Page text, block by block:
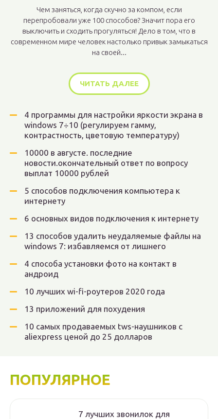
Чем заняться, когда скучно за компом, если
перепробовали уже 100 способов? Значит пора его
выключить и сходить прогуляться! Дело в том, что в
современном мире человек настолько привык замыкаться
на своей...
ЧИТАТЬ ДАЛЕЕ
4 программы для настройки яркости экрана в
windows 7÷10 (регулируем гамму,
контрастность, цветовую температуру)
10000 в августе. последние
новости.окончательный ответ по вопросу
выплат 10000 рублей
5 способов подключения компьютера к
интернету
6 основных видов подключения к интернету
13 способов удалить неудаляемые файлы на
windows 7: избавляемся от лишнего
4 способа установки фото на контакт в
андроид
10 лучших wi-fi-роутеров 2020 года
13 приложений для похудения
10 самых продаваемых tws-наушников с
aliexpress ценой до 25 долларов
ПОПУЛЯРНОЕ
7 лучших звонилок для